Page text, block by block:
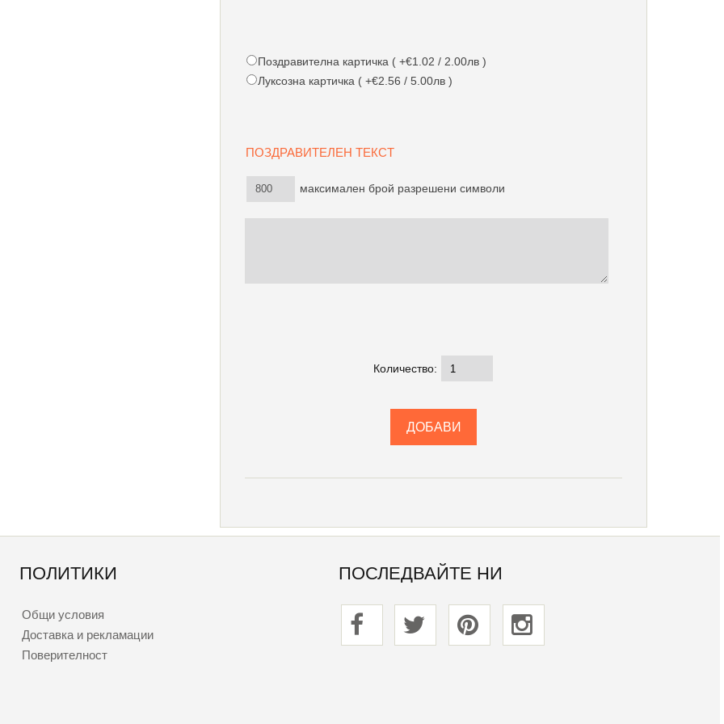
Поздравителна картичка ( +€1.02 / 2.00лв )
Луксозна картичка ( +€2.56 / 5.00лв )
ПОЗДРАВИТЕЛЕН ТЕКСТ
максимален брой разрешени символи
Количество:
ПОЛИТИКИ
Общи условия
Доставка и рекламации
Поверителност
ПОСЛЕДВАЙТЕ НИ